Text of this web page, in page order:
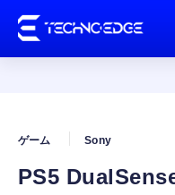
PS5
ゲーム Sony